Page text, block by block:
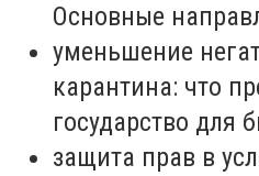
Основные
уменьшение
карантина: что
государство для
защита прав в